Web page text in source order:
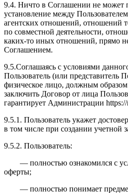
9.4. Ничто в Соглашении не может
установление между
агентских отношений, отношений
по совместной деятельности,
каких-то иных отношений, прямо
Соглашением.
9.5.Соглашаясь с условиями
Пользователь (или представитель
физическое лицо, должным
заключить Договор от лица
гарантирует Администрации https://
9.5.1. Пользователь укажет
в том числе при создании учетной
9.5.2. Пользователь:
— полностью ознакомился с
оферты;
— полностью понимает